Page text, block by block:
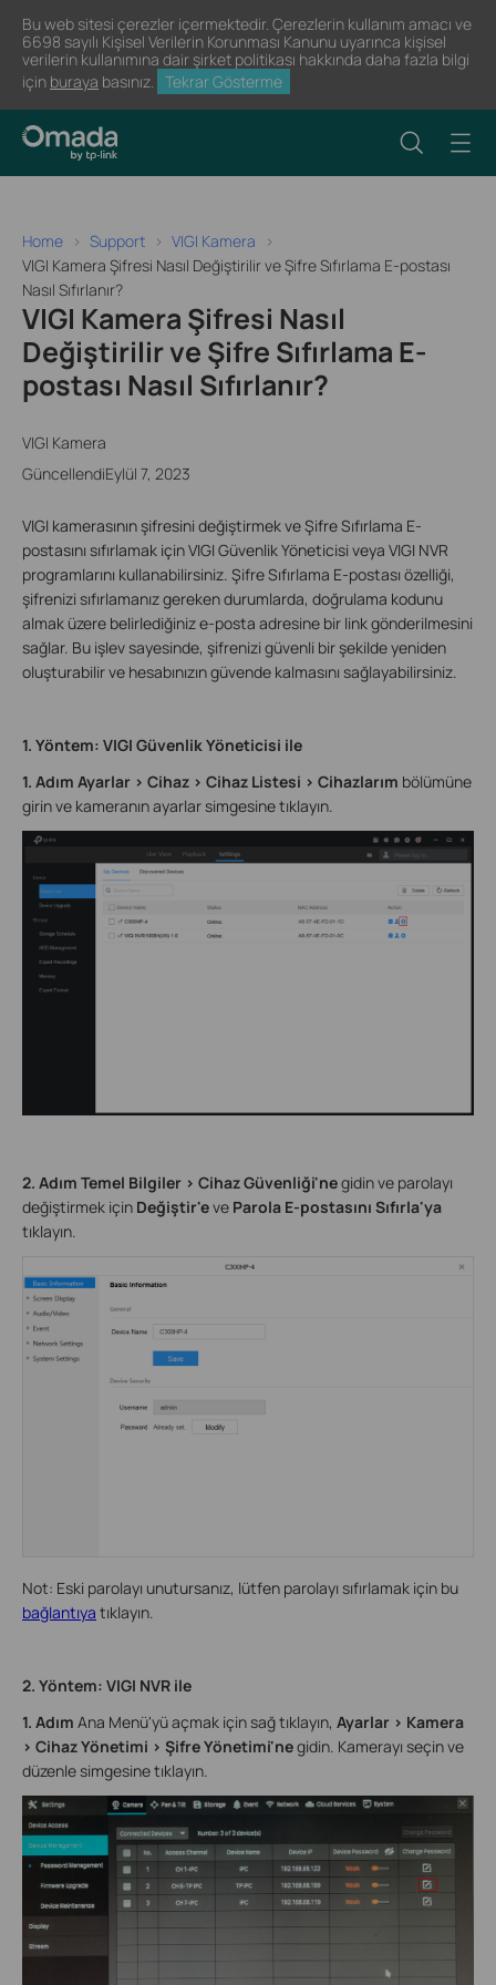
Bu web sitesi çerezler içermektedir. Çerezlerin kullanım amacı ve
6698 sayılı Kişisel Verilerin Korunması Kanunu uyarınca kişisel
verilerin kullanımına dair şirket politikası hakkında daha fazla bilgi
için buraya basınız. Tekrar Gösterme
Home Support
VIGI Kamera
VIGI Kamera Şifresi Nasıl Değiştirilir ve Şifre Sıfırlama E-postası
Nasıl Sıfırlanır?
VIGI Kamera Şifresi Nasıl
Değiştirilir ve Şifre Sıfırlama E-
postası Nasıl Sıfırlanır?
VIGI Kamera
GüncellendiEylül 7, 2023
VIGI kamerasının şifresini değiştirmek ve Şifre Sıfırlama E-
postasını sıfırlamak için VIGI Güvenlik Yöneticisi veya VIGI NVR
programlarını kullanabilirsiniz. Şifre Sıfırlama E-postası özelliği,
şifrenizi sıfırlamanız gereken durumlarda, doğrulama kodunu
almak üzere belirlediğiniz e-posta adresine bir link gönderilmesini
sağlar. Bu işlev sayesinde, şifrenizi güvenli bir şekilde yeniden
oluşturabilir ve hesabınızın güvende kalmasını sağlayabilirsiniz.
1. Yöntem: VIGI Güvenlik Yöneticisi ile
1. Adım Ayarlar > Cihaz > Cihaz Listesi > Cihazlarım bölümüne
girin ve kameranın ayarlar simgesine tıklayın.
2. Adım Temel Bilgiler > Cihaz Güvenliği'negidin ve parolayı
değiştirmek için Değiştir'eve Parola E-postasını Sıfırla'ya
tıklayın.
Not: Eski parolayı unutursanız, lütfen parolayı sıfırlamak için bu
bağlantıya tıklayın.
2. Yöntem: VIGI NVR ile
1. Adım Ana Menü'yü açmak için sağ tıklayın, Ayarlar > Kamera
> Cihaz Yönetimi > Şifre Yönetimi'negidin. Kamerayı seçin ve
düzenle simgesine tıklayın.